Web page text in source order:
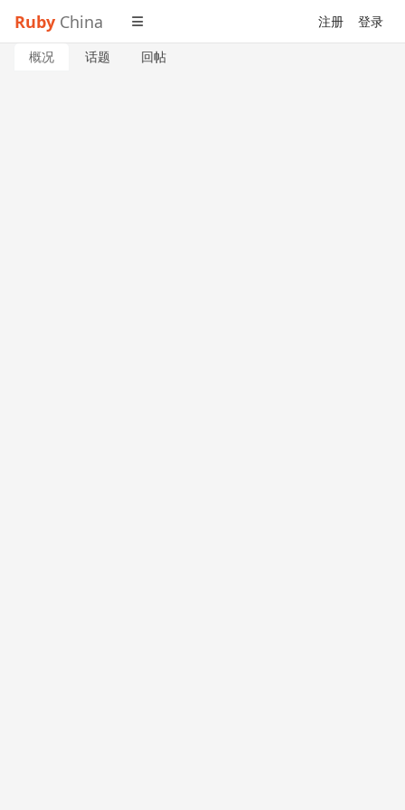
Ruby China 注册 登录
概况 话题 回帖